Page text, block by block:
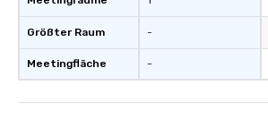
Größter Raum
Meetingfläche
-
-